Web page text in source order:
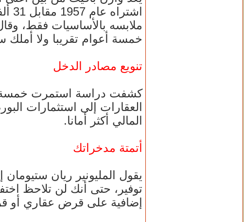
ملابسه بالأساسيات فقط،
خمسة أعوام تقريبا ولا
تنويع مصادر الدخل
كشفت دراسة استمرت خمسة
العقارات إلى استثمارات
المالي أكثر أمانا.
أتمتة مدخراتك
يقول المليونير ريان
توفير، حتى أنك لن تلاحظ
إضافية على قرض عقاري أو